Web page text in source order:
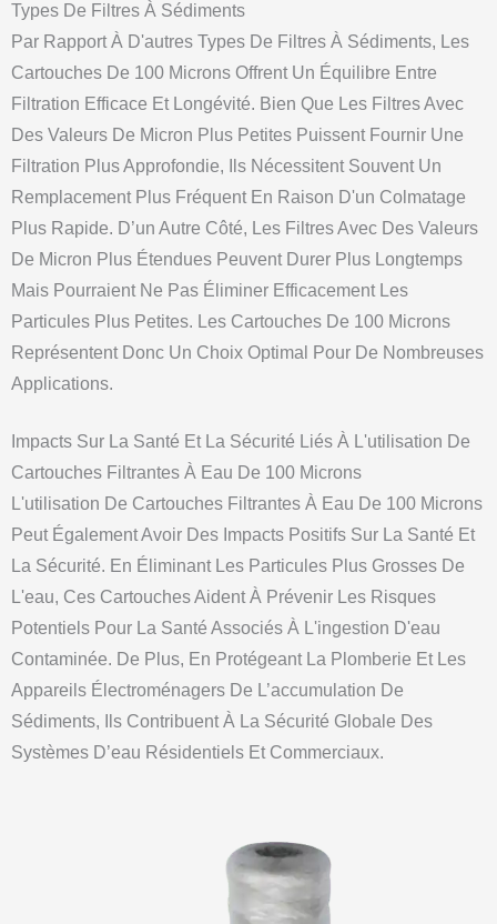
Types De Filtres À Sédiments
Par Rapport À D'autres Types De Filtres À Sédiments, Les
Cartouches De 100 Microns Offrent Un Équilibre Entre
Filtration Efficace Et Longévité. Bien Que Les Filtres Avec
Des Valeurs De Micron Plus Petites Puissent Fournir Une
Filtration Plus Approfondie, Ils Nécessitent Souvent Un
Remplacement Plus Fréquent En Raison D'un Colmatage
Plus Rapide. D’un Autre Côté, Les Filtres Avec Des Valeurs
De Micron Plus Étendues Peuvent Durer Plus Longtemps
Mais Pourraient Ne Pas Éliminer Efficacement Les
Particules Plus Petites. Les Cartouches De 100 Microns
Représentent Donc Un Choix Optimal Pour De Nombreuses
Applications.
Impacts Sur La Santé Et La Sécurité Liés À L'utilisation De
Cartouches Filtrantes À Eau De 100 Microns
L'utilisation De Cartouches Filtrantes À Eau De 100 Microns
Peut Également Avoir Des Impacts Positifs Sur La Santé Et
La Sécurité. En Éliminant Les Particules Plus Grosses De
L'eau, Ces Cartouches Aident À Prévenir Les Risques
Potentiels Pour La Santé Associés À L'ingestion D'eau
Contaminée. De Plus, En Protégeant La Plomberie Et Les
Appareils Électroménagers De L’accumulation De
Sédiments, Ils Contribuent À La Sécurité Globale Des
Systèmes D’eau Résidentiels Et Commerciaux.